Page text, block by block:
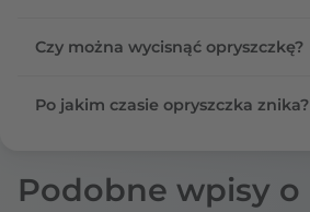
Czy można wycisnąć opryszczkę?
Po jakim czasie opryszczka znika?
Podobne wpisy o